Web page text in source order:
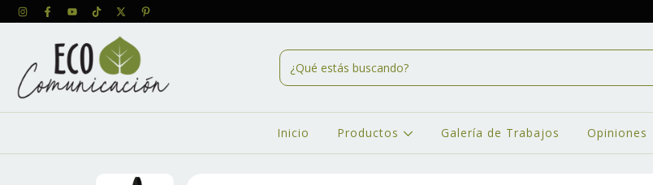
Inicio Productos Galería de Trabajos Opiniones